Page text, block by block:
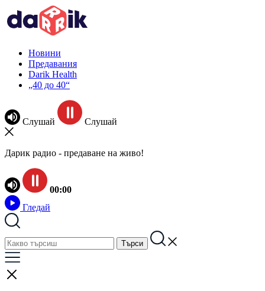
Новини
Предавания
Darik Health
„40 до 40“
Слушай Слушай
Дарик радио - предаване на живо!
00:00
Гледай